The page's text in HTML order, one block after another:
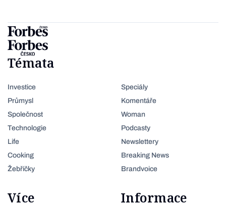
Témata
Investice
Průmysl
Společnost
Technologie
Life
Cooking
Žebříčky
Speciály
Komentáře
Woman
Podcasty
Newslettery
Breaking News
Brandvoice
Více Informace